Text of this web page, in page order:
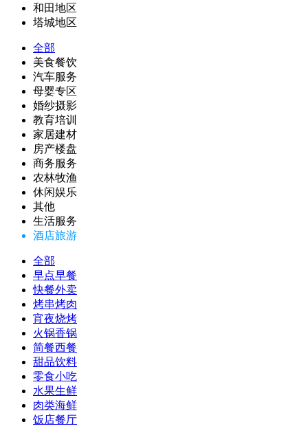
和田地区
塔城地区
全部
美食餐饮
汽车服务
母婴专区
婚纱摄影
教育培训
家居建材
房产楼盘
商务服务
农林牧渔
休闲娱乐
其他
生活服务
酒店旅游
全部
早点早餐
快餐外卖
烤串烤肉
宵夜烧烤
火锅香锅
简餐西餐
甜品饮料
零食小吃
水果生鲜
肉类海鲜
饭店餐厅